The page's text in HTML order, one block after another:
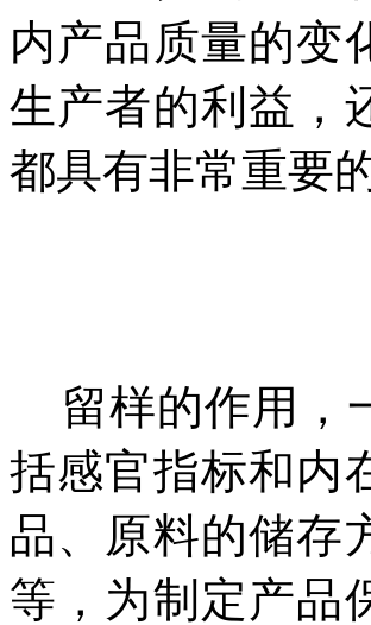
内产品质量的变
生产者的利益，
都具有非常重要
留样的作用，
括感官指标和内
品、原料的储存
等，为制定产品